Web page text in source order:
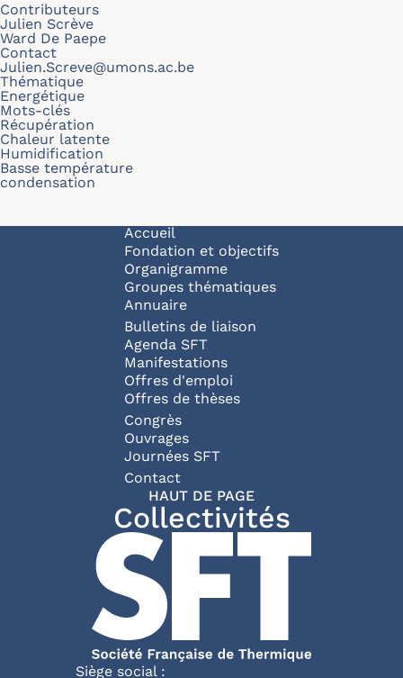
Contributeurs
Julien Scrève
Ward De Paepe
Contact
Julien.Screve@umons.ac.be
Thématique
Energétique
Mots-clés
Récupération
Chaleur latente
Humidification
Basse température
condensation
Navigation principale
Accueil
Fondation et objectifs
Organigramme
Groupes thématiques
Annuaire
Bulletins de liaison
Agenda SFT
Manifestations
Offres d'emploi
Offres de thèses
Congrès
Ouvrages
Journées SFT
Pied de page
Contact
HAUT DE PAGE
Collectivités
Siège social :